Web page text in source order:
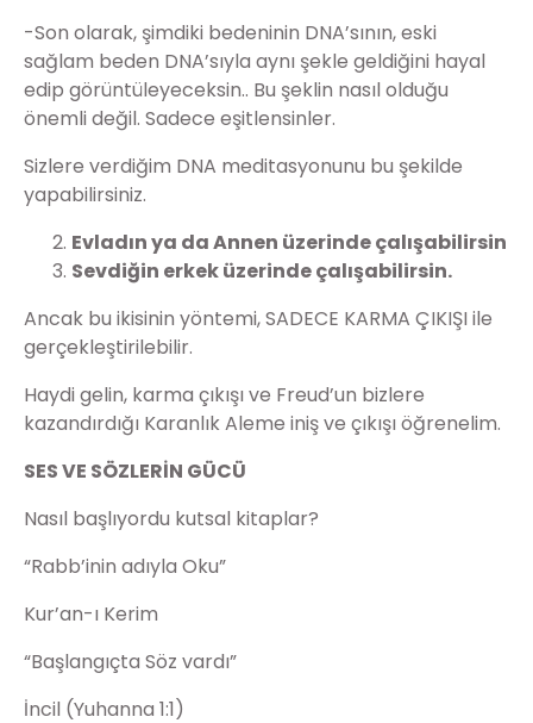
-Son olarak, şimdiki bedeninin DNA’sının, eski
sağlam beden DNA’sıyla aynı şekle geldiğini hayal
edip görüntüleyeceksin.. Bu şeklin nasıl olduğu
önemli değil. Sadece eşitlensinler.
Sizlere verdiğim DNA meditasyonunu bu şekilde
yapabilirsiniz.
Evladın ya da Annen üzerinde çalışabilirsin
Sevdiğin erkek üzerinde çalışabilirsin.
Ancak bu ikisinin yöntemi, SADECE KARMA ÇIKIŞI ile
gerçekleştirilebilir.
Haydi gelin, karma çıkışı ve Freud’un bizlere
kazandırdığı Karanlık Aleme iniş ve çıkışı öğrenelim.
SES VE SÖZLERİN GÜCÜ
Nasıl başlıyordu kutsal kitaplar?
“Rabb’inin adıyla Oku”
Kur’an-ı Kerim
“Başlangıçta Söz vardı”
İncil (Yuhanna 1:1)